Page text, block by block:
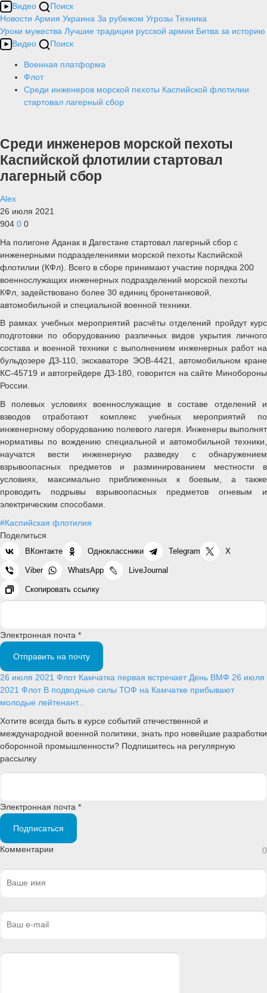
Видео
Поиск
Новости Армия Украина За рубежом Угрозы Техника
Уроки мужества Лучшие традиции русской армии Битва за историю
Видео
Поиск
Военная платформа
Флот
Среди инженеров морской пехоты Каспийской флотилии
стартовал лагерный сбор
Среди инженеров морской пехоты
Каспийской флотилии стартовал
лагерный сбор
Alex
26 июля 2021
904 0 0
На полигоне Аданак в Дагестане стартовал лагерный сбор с
инженерными подразделениями морской пехоты Каспийской
флотилии (КФл). Всего в сборе принимают участие порядка 200
военнослужащих инженерных подразделений морской пехоты
КФл, задействовано более 30 единиц бронетанковой,
автомобильной и специальной военной техники.
В рамках учебных мероприятий расчёты отделений пройдут курс
подготовки по оборудованию различных видов укрытия личного
состава и военной техники с выполнением инженерных работ на
бульдозере ДЗ-110, экскаваторе ЭОВ-4421, автомобильном кране
КС-45719 и автогрейдере ДЗ-180, говорится на сайте Минобороны
России.
В полевых условиях военнослужащие в составе отделений и
взводов отработают комплекс учебных мероприятий по
инженерному оборудованию полевого лагеря. Инженеры выполнят
нормативы по вождению специальной и автомобильной техники,
научатся вести инженерную разведку с обнаружением
взрывоопасных предметов и разминированием местности в
условиях, максимально приближенных к боевым, а также
проводить подрывы взрывоопасных предметов огневым и
электрическим способами.
#Каспийская флотилия
Поделиться
ВКонтакте Одноклассники Telegram X
Viber WhatsApp LiveJournal
Скопировать ссылку
Электронная почта *
Отправить на почту
26 июля 2021 Флот Камчатка первая встречает День ВМФ 26 июля
2021 Флот В подводные силы ТОФ на Камчатке прибывают
молодые лейтенант...
Хотите всегда быть в курсе событий отечественной и
международной военной политики, знать про новейшие разработки
оборонной промышленности? Подпишитесь на регулярную
рассылку
Электронная почта *
Подписаться
Комментарии 0